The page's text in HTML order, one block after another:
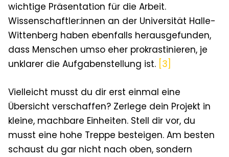
wichtige Präsentation für die Arbeit.
Wissenschaftler:innen an der Universität Halle-
Wittenberg haben ebenfalls herausgefunden,
dass Menschen umso eher prokrastinieren, je
unklarer die Aufgabenstellung ist. [3]
Vielleicht musst du dir erst einmal eine
Übersicht verschaffen? Zerlege dein Projekt in
kleine, machbare Einheiten. Stell dir vor, du
musst eine hohe Treppe besteigen. Am besten
schaust du gar nicht nach oben, sondern